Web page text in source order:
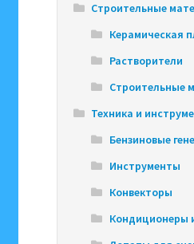
Строительные
Керамическая
Растворители
Строительные
Техника и
Бензиновые
Инструменты
Конвекторы
Кондиционеры